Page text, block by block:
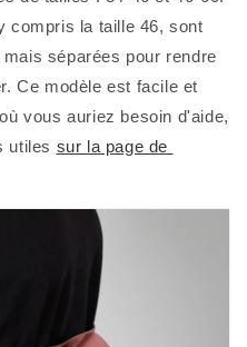
compris la taille 46, sont
séparées pour rendre
Ce modèle est facile et
vous auriez besoin d'aide,
utiles sur la page de